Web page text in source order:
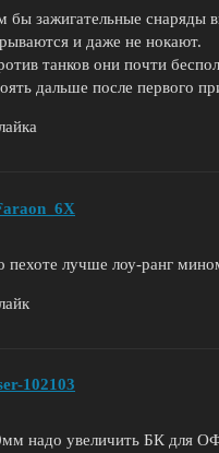
бы зажигательные снаряды
и даже не нокают.
танков они почти
дальше после первого
пехоте лучше лоу-ранг
102103
надо увеличить БК для